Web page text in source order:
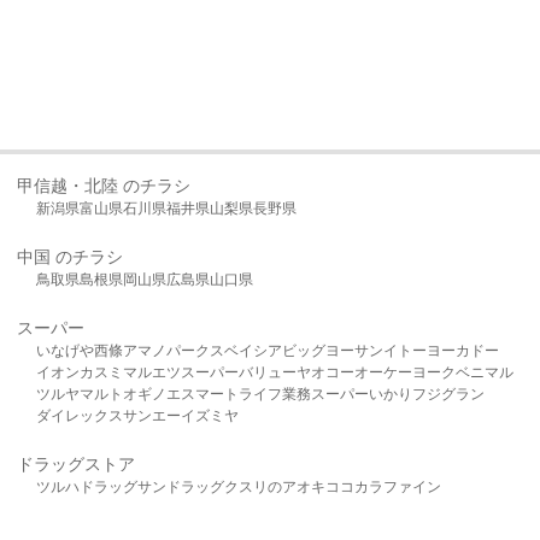
甲信越・北陸 のチラシ
新潟県富山県石川県福井県山梨県長野県
中国 のチラシ
鳥取県島根県岡山県広島県山口県
スーパー
いなげや西條アマノパークスベイシア ビッグヨーサンイトーヨーカドー
イオンカスミ マルエツスーパーバリューヤオコーオーケー ヨークベニマル
ツルヤマルト オギノ エスマート ライフ業務スーパーいかり フジグラン
ダイレックスサンエーイズミヤ
ドラッグストア
ツルハドラッグサンドラッグクスリのアオキ ココカラファイン